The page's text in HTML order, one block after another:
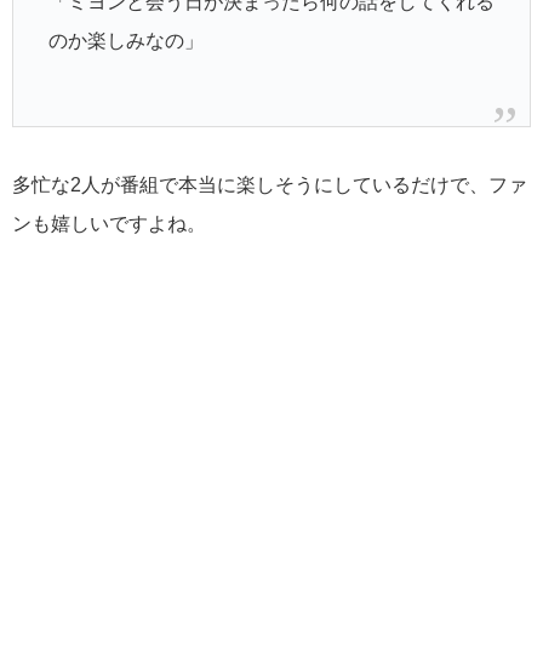
のか楽しみなの」
多忙な2人が番組で本当に楽しそうにしているだけで、ファ
ンも嬉しいですよね。